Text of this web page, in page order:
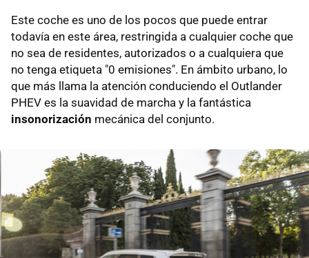
Este coche es uno de los pocos que puede entrar
todavía en este área, restringida a cualquier coche que
no sea de residentes, autorizados o a cualquiera que
no tenga etiqueta "0 emisiones". En ámbito urbano, lo
que más llama la atención conduciendo el Outlander
PHEV es la suavidad de marcha y la fantástica
insonorización mecánica del conjunto.